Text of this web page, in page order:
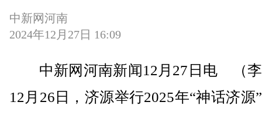
中新网河南
2024年12月27日 16:09
中新网河南新闻12月27日电 （李
12月26日，济源举行2025年“神话济源